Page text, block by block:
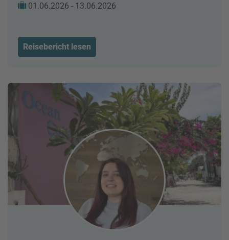
01.06.2026 - 13.06.2026
Reisebericht lesen